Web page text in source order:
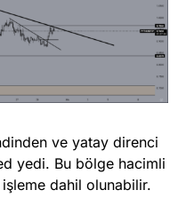
ve yatay direnci
yedi. Bu bölge hacimli
işleme dahil olunabilir.